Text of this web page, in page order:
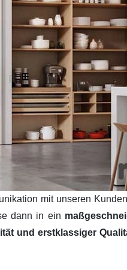
mit unseren
dann in ein
und erstklassiger